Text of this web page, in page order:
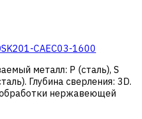
CAEC03-1600
металл: Р (сталь), S
. Глубина сверления: 3D.
нержавеющей